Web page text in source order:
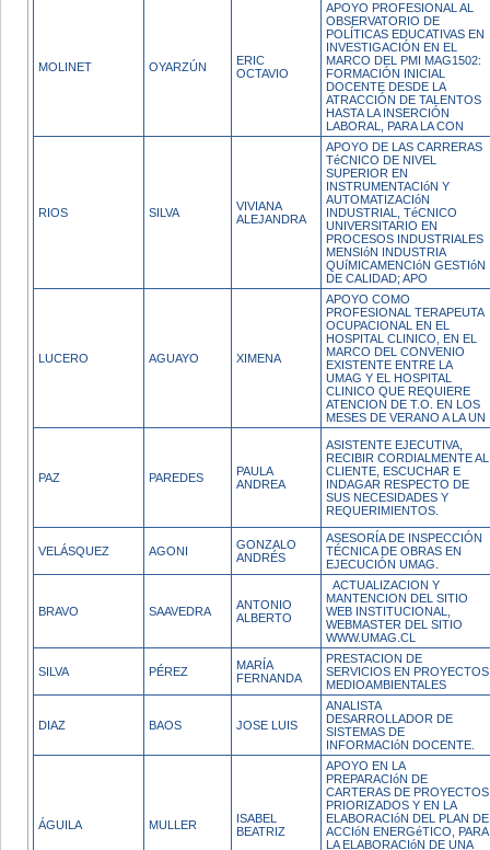
MOLINET OYARZÚN
ERIC
OCTAVIO
APOYO PROFESIONAL AL
OBSERVATORIO DE
POLÍTICAS EDUCATIVAS EN
INVESTIGACIÓN EN EL
MARCO DEL PMI MAG1502:
FORMACIÓN INICIAL
DOCENTE DESDE LA
ATRACCIÓN DE TALENTOS
HASTA LA INSERCIÓN
LABORAL, PARA LA CON
RIOS SILVA
VIVIANA
ALEJANDRA
APOYO DE LAS CARRERAS
TéCNICO DE NIVEL
SUPERIOR EN
INSTRUMENTACIóN Y
AUTOMATIZACIóN
INDUSTRIAL, TéCNICO
UNIVERSITARIO EN
PROCESOS INDUSTRIALES
MENSIóN INDUSTRIA
QUíMICAMENCIóN GESTIóN
DE CALIDAD; APO
LUCERO AGUAYO XIMENA
APOYO COMO
PROFESIONAL TERAPEUTA
OCUPACIONAL EN EL
HOSPITAL CLINICO, EN EL
MARCO DEL CONVENIO
EXISTENTE ENTRE LA
UMAG Y EL HOSPITAL
CLINICO QUE REQUIERE
ATENCION DE T.O. EN LOS
MESES DE VERANO A LA UN
PAZ PAREDES
PAULA
ANDREA
ASISTENTE EJECUTIVA,
RECIBIR CORDIALMENTE AL
CLIENTE, ESCUCHAR E
INDAGAR RESPECTO DE
SUS NECESIDADES Y
REQUERIMIENTOS.
VELÁSQUEZ AGONI
GONZALO
ANDRÉS
ASESORÍA DE INSPECCIÓN
TÉCNICA DE OBRAS EN
EJECUCIÓN UMAG.
BRAVO SAAVEDRA
ANTONIO
ALBERTO
ACTUALIZACION Y
MANTENCION DEL SITIO
WEB INSTITUCIONAL,
WEBMASTER DEL SITIO
WWW.UMAG.CL
SILVA PÉREZ
MARÍA
FERNANDA
PRESTACION DE
SERVICIOS EN PROYECTOS
MEDIOAMBIENTALES
DIAZ BAOS JOSE LUIS
ANALISTA
DESARROLLADOR DE
SISTEMAS DE
INFORMACIóN DOCENTE.
ÁGUILA MULLER
ISABEL
BEATRIZ
APOYO EN LA
PREPARACIóN DE
CARTERAS DE PROYECTOS
PRIORIZADOS Y EN LA
ELABORACIóN DEL PLAN DE
ACCIóN ENERGéTICO, PARA
LA ELABORACIóN DE UNA